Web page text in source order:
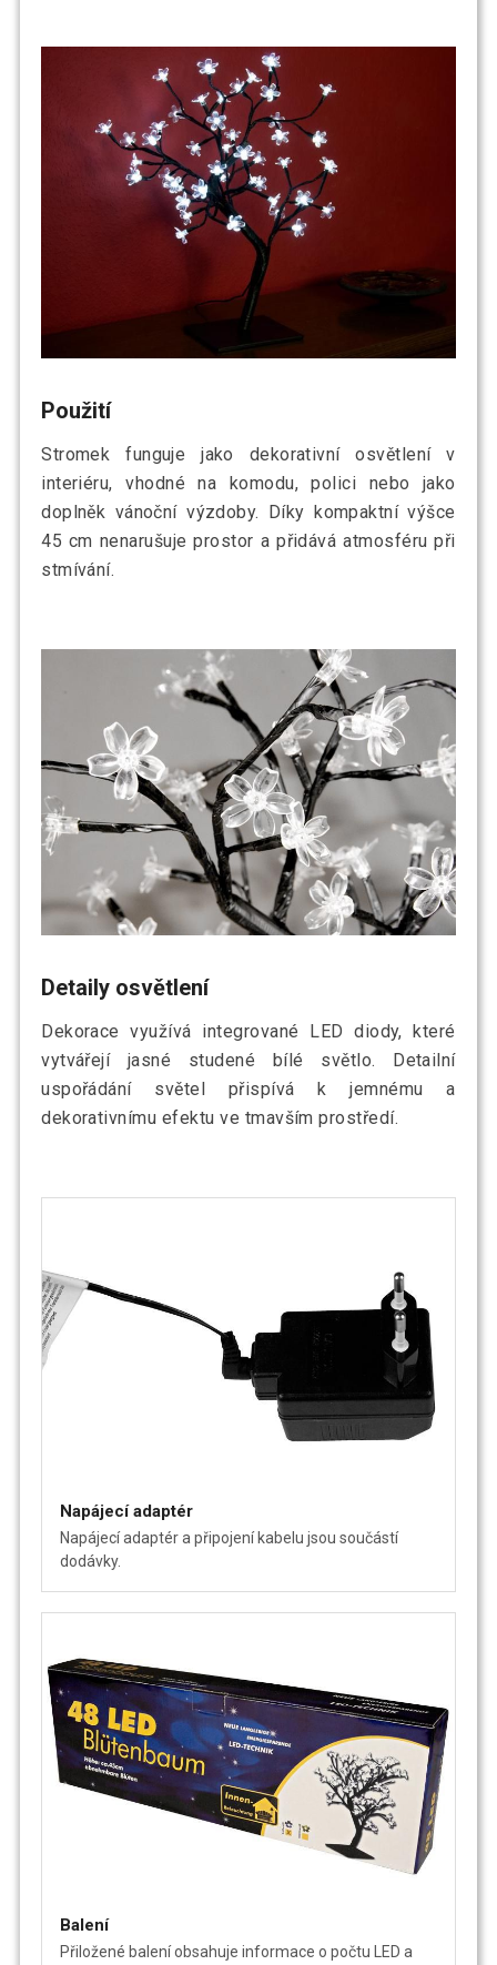
Použití
Stromek funguje jako dekorativní osvětlení v
interiéru, vhodné na komodu, polici nebo jako
doplněk vánoční výzdoby. Díky kompaktní výšce
45 cm nenarušuje prostor a přidává atmosféru při
stmívání.
Detaily osvětlení
Dekorace využívá integrované LED diody, které
vytvářejí jasné studené bílé světlo. Detailní
uspořádání světel přispívá k jemnému a
dekorativnímu efektu ve tmavším prostředí.
Napájecí adaptér
Napájecí adaptér a připojení kabelu jsou součástí
dodávky.
Balení
Přiložené balení obsahuje informace o počtu LED a